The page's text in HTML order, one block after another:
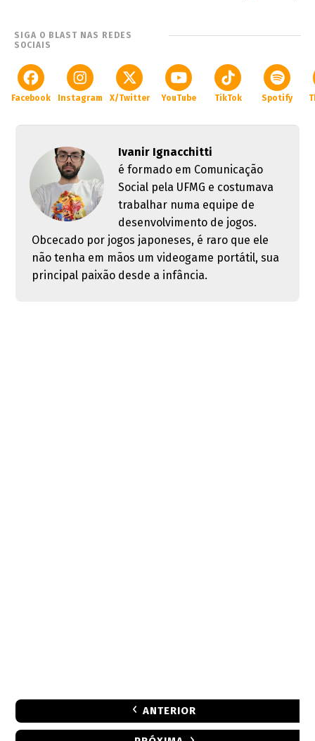
SIGA O BLAST NAS REDES
SOCIAIS
Facebook Instagram X/Twitter YouTube TikTok Spotify
Ivanir Ignacchitti
é formado em Comunicação
Social pela UFMG e costumava
trabalhar numa equipe de
desenvolvimento de jogos.
Obcecado por jogos japoneses, é raro que ele
não tenha em mãos um videogame portátil, sua
principal paixão desde a infância.
ANTERIOR